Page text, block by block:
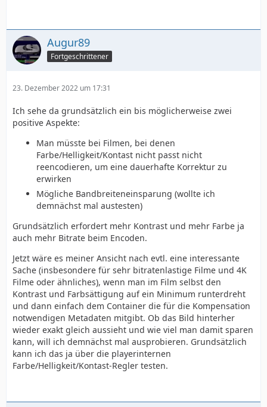
Augur89
Fortgeschrittener
23. Dezember 2022 um 17:31
Ich sehe da grundsätzlich ein bis möglicherweise zwei
positive Aspekte:
Man müsste bei Filmen, bei denen
Farbe/Helligkeit/Kontast nicht passt nicht
reencodieren, um eine dauerhafte Korrektur zu
erwirken
Mögliche Bandbreiteneinsparung (wollte ich
demnächst mal austesten)
Grundsätzlich erfordert mehr Kontrast und mehr Farbe ja
auch mehr Bitrate beim Encoden.
Jetzt wäre es meiner Ansicht nach evtl. eine interessante
Sache (insbesondere für sehr bitratenlastige Filme und 4K
Filme oder ähnliches), wenn man im Film selbst den
Kontrast und Farbsättigung auf ein Minimum runterdreht
und dann einfach dem Container die für die Kompensation
notwendigen Metadaten mitgibt. Ob das Bild hinterher
wieder exakt gleich aussieht und wie viel man damit sparen
kann, will ich demnächst mal ausprobieren. Grundsätzlich
kann ich das ja über die playerinternen
Farbe/Helligkeit/Kontast-Regler testen.